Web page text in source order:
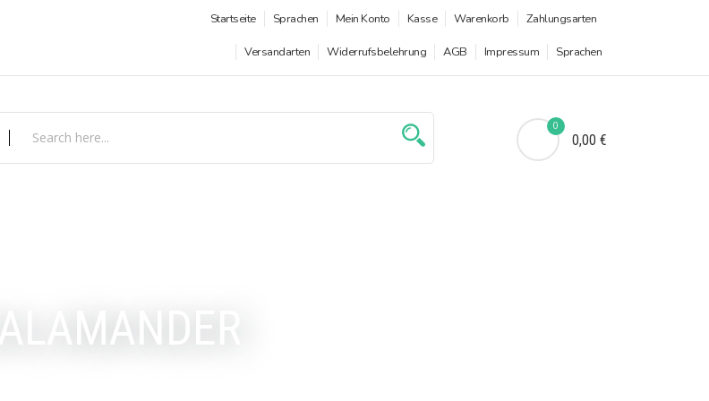
Startseite Sprachen Mein Konto Kasse Warenkorb Zahlungsarten
Versandarten Widerrufsbelehrung AGB Impressum Sprachen
0
0,00 €
SALAMANDER